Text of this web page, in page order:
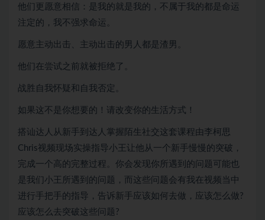
他们更愿意相信：是我的就是我的，不属于我的都是命运
注定的，我不强求命运。
愿意主动出击、主动出击的男人都是渣男。
他们在尝试之前就被拒绝了。
战胜自我怀疑和自我否定。
如果这不是你想要的！请改变你的生活方式！
搭讪达人从新手到达人掌握陌生社交这套课程由李柯思
Chris视频现场实操指导小王让他从一个新手慢慢的突破，
完成一个高的完整过程。你会发现你所遇到的问题可能也
是我们小王所遇到的问题，而这些问题会有我在视频当中
进行手把手的指导，告诉新手应该如何去做，应该怎么做?
应该怎么去突破这些问题?